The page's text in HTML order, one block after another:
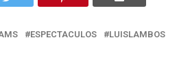
ESPECTACULOS
LUISLAMBOS